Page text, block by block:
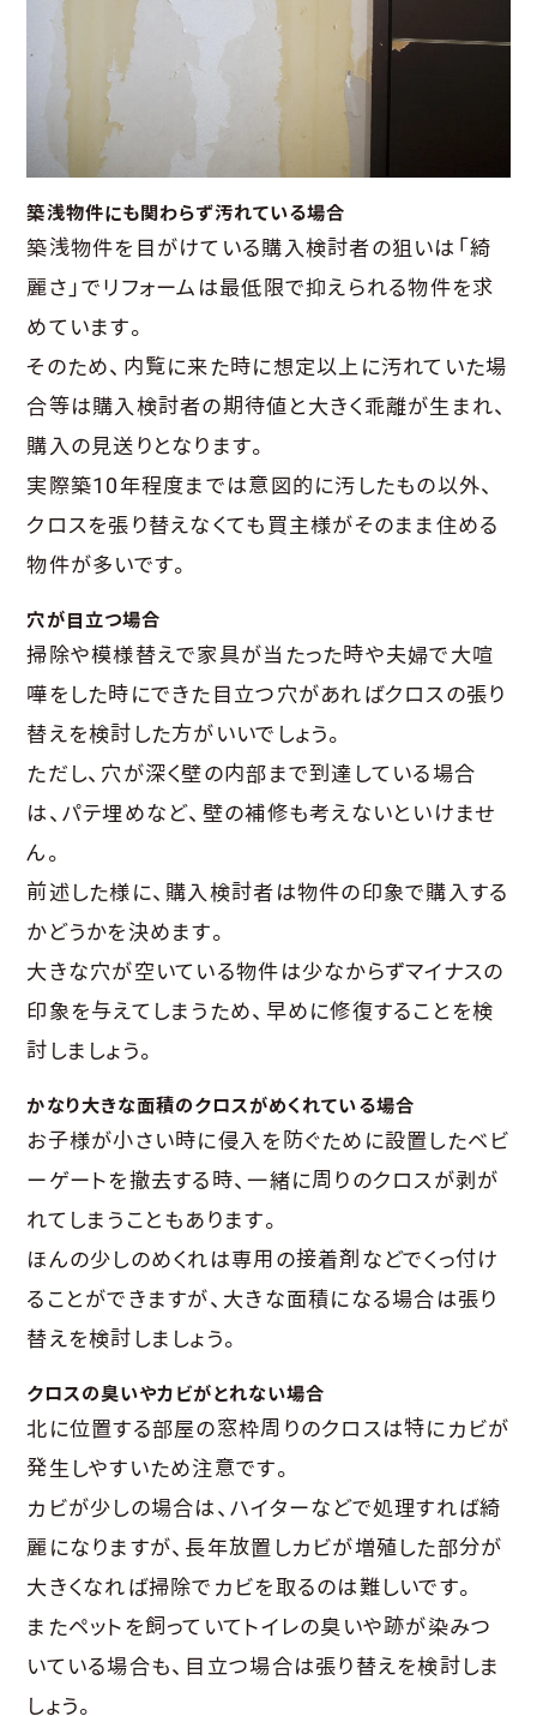
築浅物件にも関わらず汚れている場合
築浅物件を目がけている購入検討者の狙いは「綺
麗さ」でリフォームは最低限で抑えられる物件を求
めています。
そのため、内覧に来た時に想定以上に汚れていた場
合等は購入検討者の期待値と大きく乖離が生まれ、
購入の見送りとなります。
実際築10年程度までは意図的に汚したもの以外、
クロスを張り替えなくても買主様がそのまま住める
物件が多いです。
穴が目立つ場合
掃除や模様替えで家具が当たった時や夫婦で大喧
嘩をした時にできた目立つ穴があればクロスの張り
替えを検討した方がいいでしょう。
ただし、穴が深く壁の内部まで到達している場合
は、パテ埋めなど、壁の補修も考えないといけませ
ん。
前述した様に、購入検討者は物件の印象で購入する
かどうかを決めます。
大きな穴が空いている物件は少なからずマイナスの
印象を与えてしまうため、早めに修復することを検
討しましょう。
かなり大きな面積のクロスがめくれている場合
お子様が小さい時に侵入を防ぐために設置したベビ
ーゲートを撤去する時、一緒に周りのクロスが剥が
れてしまうこともあります。
ほんの少しのめくれは専用の接着剤などでくっ付け
ることができますが、大きな面積になる場合は張り
替えを検討しましょう。
クロスの臭いやカビがとれない場合
北に位置する部屋の窓枠周りのクロスは特にカビが
発生しやすいため注意です。
カビが少しの場合は、ハイターなどで処理すれば綺
麗になりますが、長年放置しカビが増殖した部分が
大きくなれば掃除でカビを取るのは難しいです。
またペットを飼っていてトイレの臭いや跡が染みつ
いている場合も、目立つ場合は張り替えを検討しま
しょう。